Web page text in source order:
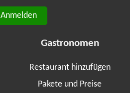
Anmelden
Gastronomen
Restaurant hinzufügen
Pakete und Preise